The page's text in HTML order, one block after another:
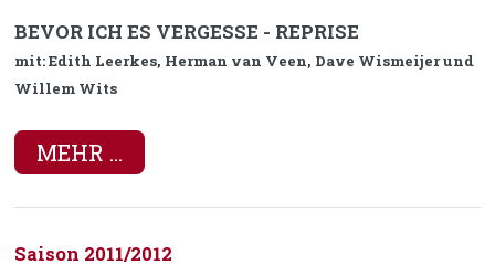
BEVOR ICH ES VERGESSE - REPRISE
mit: Edith Leerkes, Herman van Veen, Dave Wismeijer und
Willem Wits
MEHR ...
Saison 2011/2012